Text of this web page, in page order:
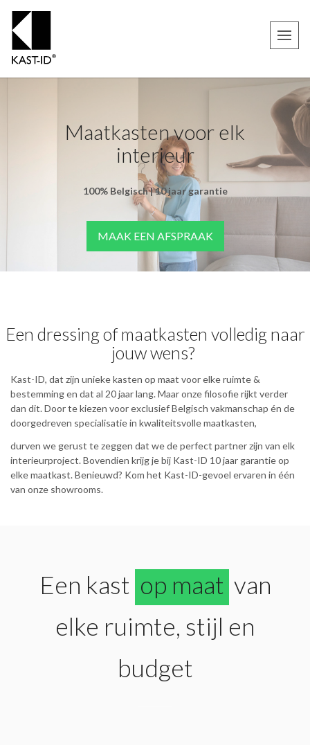
Maatkasten voor elk
interieur
100% Belgisch | 10 jaar garantie
MAAK EEN AFSPRAAK
Een dressing of maatkasten volledig naar
jouw wens?
Kast-ID, dat zijn unieke kasten op maat voor elke ruimte &
bestemming en dat al 20 jaar lang. Maar onze filosofie rijkt verder
dan dit. Door te kiezen voor exclusief Belgisch vakmanschap én de
doorgedreven specialisatie in kwaliteitsvolle maatkasten,
durven we gerust te zeggen dat we de perfect partner zijn van elk
interieurproject. Bovendien krijg je bij Kast-ID 10 jaar garantie op
elke maatkast. Benieuwd? Kom het Kast-ID-gevoel ervaren in één
van onze showrooms.
Een kast op maat van
elke ruimte, stijl en
budget